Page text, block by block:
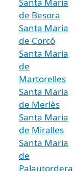
de Besora
Santa Maria
de Corcó
Santa Maria
de
Martorelles
Santa Maria
de Merlès
Santa Maria
de Miralles
Santa Maria
de
Palautordera